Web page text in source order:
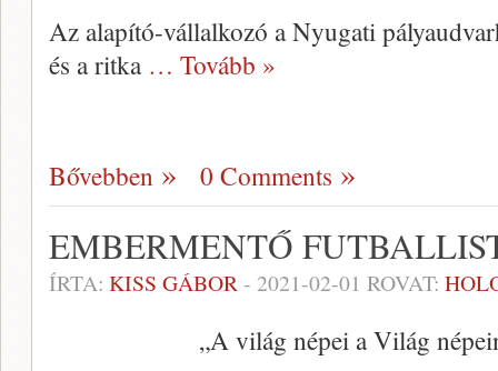
Az alapító-vállalkozó a Nyugati
és a ritka … Tovább »
Bővebben 0 Comments
EMBERMENTŐ
ÍRTA: KISS GÁBOR- 2021-02-01 ROVAT:
„A világ népei a Világ